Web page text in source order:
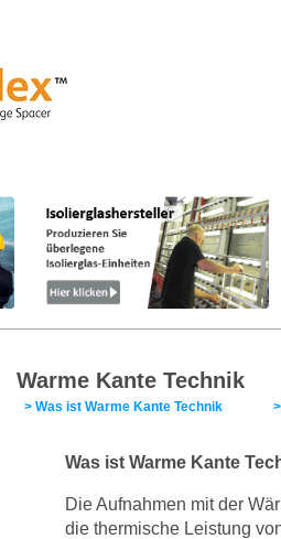
Warme Kante Technik
> Was ist Warme Kante Technik >
Was ist Warme Kante
Die Aufnahmen mit der
die thermische Leistung